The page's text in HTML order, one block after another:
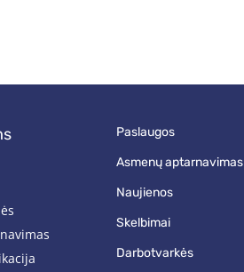
paslaugos
asmenų aptarnavimas
naujienos
skelbimai
darbotvarkės